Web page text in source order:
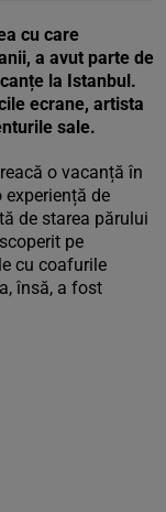
cu care
a avut parte de
la Istanbul.
ecrane, artista
sale.
o vacanță în
de
de starea părului
pe
cu coafurile
însă, a fost